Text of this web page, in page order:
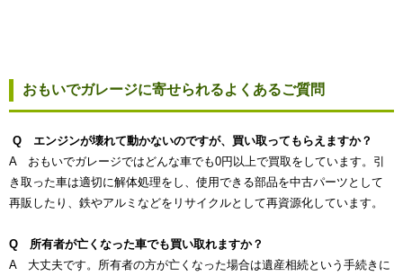
おもいでガレージに寄せられるよくあるご質問
Q エンジンが壊れて動かないのですが、買い取ってもらえますか？
A おもいでガレージではどんな車でも0円以上で買取をしています。引
き取った車は適切に解体処理をし、使用できる部品を中古パーツとして
再販したり、鉄やアルミなどをリサイクルとして再資源化しています。
Q 所有者が亡くなった車でも買い取れますか？
A 大丈夫です。所有者の方が亡くなった場合は遺産相続という手続きに